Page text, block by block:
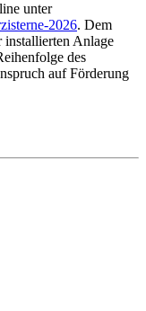
unter
2026. Dem
installierten Anlage
des
auf Förderung